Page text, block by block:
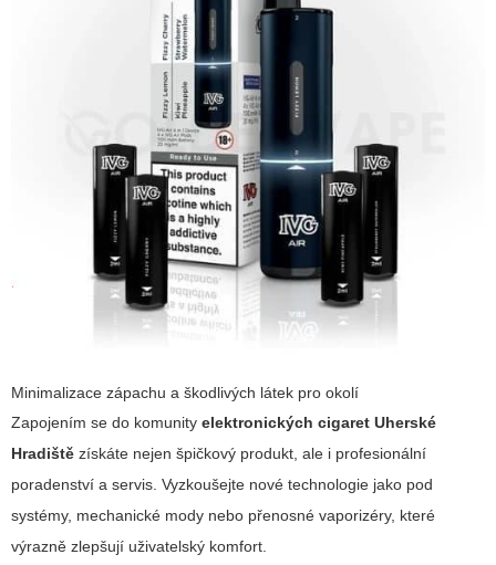
Minimalizace zápachu a škodlivých látek pro okolí
Zapojením se do komunity elektronických cigaret Uherské
Hradiště získáte nejen špičkový produkt, ale i profesionální
poradenství a servis. Vyzkoušejte nové technologie jako pod
systémy, mechanické mody nebo přenosné vaporizéry, které
výrazně zlepšují uživatelský komfort.